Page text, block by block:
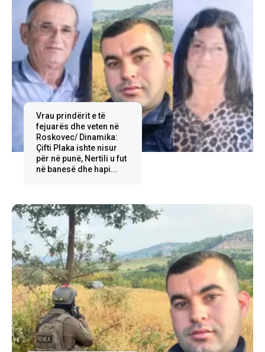
Vrau prindërit e të
fejuarës dhe veten në
Roskovec/ Dinamika:
Çifti Plaka ishte nisur
për në punë, Nertili u fut
në banesë dhe hapi...